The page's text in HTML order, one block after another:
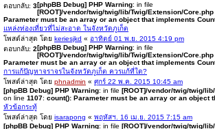
ตอบกลับ: 3[phpBB Debug] PHP Warning: in file
[ROOT]/vendor/twig/twig/lib/Twig/Extension/Core.php
Parameter must be an array or an object that implements
แหล่งท่องเที่ยวที่ไม่สะอาด ในจังหวัดภูเก็ต
โพสต์ล่าสุด โดย keriesjkd « อาทิตย์ 01 พ.ย. 2015 4:19 pm
ตอบกลับ: 2[phpBB Debug] PHP Warning: in file
[ROOT]/vendor/twig/twig/lib/Twig/Extension/Core.php
Parameter must be an array or an object that implements
การแก้ปัญหาจราจรในจังหวัดภูเก็ต ควรแก้ที่ใด?
โพสต์ล่าสุด โดย phnadmin « ศุกร์ 22 พ.ค. 2015 10:45 am
[phpBB Debug] PHP Warning: in file [ROOT]/vendor/twig/twig/
on line 1107: count(): Parameter must be an array or an object
หัวข้อกระทู้
โพสต์ล่าสุด โดย isarapong « พฤหัสฯ. 16 เม.ย. 2015 7:15 am
[phpBB Debug] PHP Warning: in file [ROOT]/vendor/twig/twig/